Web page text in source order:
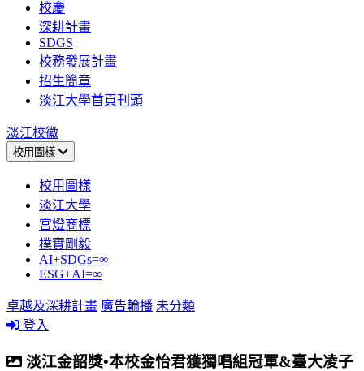
校慶
深耕計畫
SDGS
校務發展計畫
招生簡章
淡江大學首頁刊頭
淡江校徽
校用圖樣
校用圖樣
淡江大學
宮燈商標
樸實剛毅
AI+SDGs=∞
ESG+AI=∞
卓越及深耕計畫 廣告輪播 未分類
登入
淡江金韶獎•本校金怡君獲獨唱組冠軍&臺大凌子